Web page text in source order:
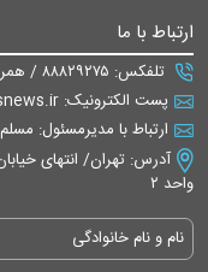
ارتباط با ما
تلفکس: ۸۸۸۲۹۲۷۵ / همراه: ۰۹۳۷۰۷۴۸۵۵۰
پست الکترونیک: info@iusnews.ir یا eiusnews@gmail.com
ارتباط با مدیرمسئول:
واحد ۲